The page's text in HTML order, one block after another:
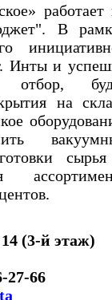
работает
В
Инты и
отбор,
на
(3-й этаж)
27-66